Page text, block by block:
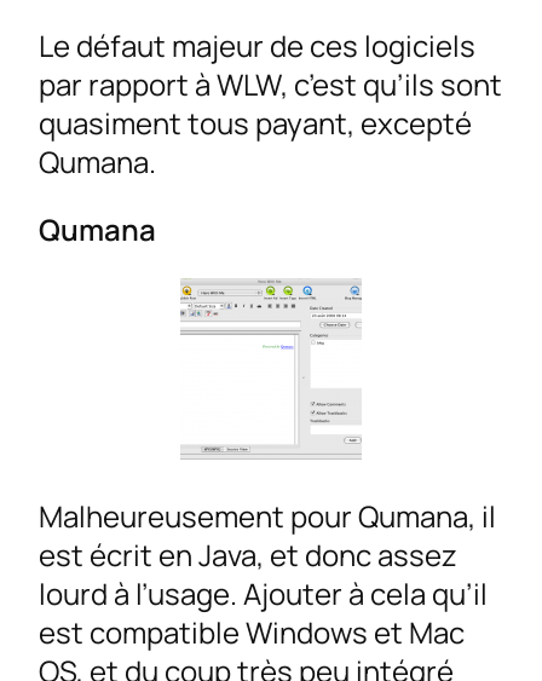
Le défaut majeur de ces logiciels
par rapport à WLW, c’est qu’ils sont
quasiment tous payant, excepté
Qumana.
Qumana
Malheureusement pour Qumana, il
est écrit en Java, et donc assez
lourd à l’usage. Ajouter à cela qu’il
est compatible Windows et Mac
OS, et du coup très peu intégré